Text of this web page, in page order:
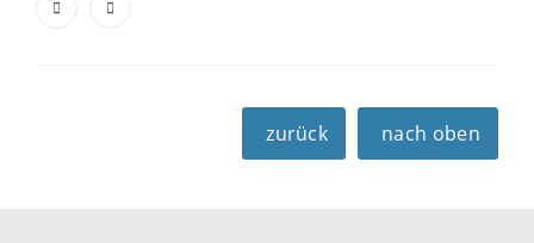
zurück nach oben